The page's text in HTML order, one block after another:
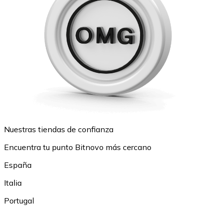
Nuestras tiendas de confianza
Encuentra tu punto Bitnovo más cercano
España
Italia
Portugal